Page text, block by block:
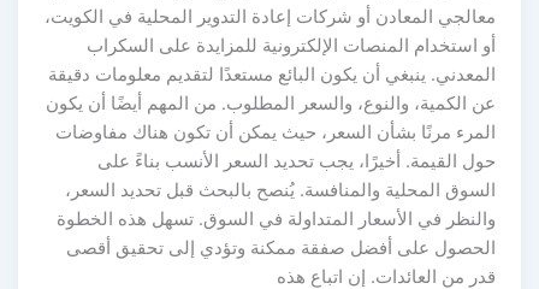
معالجي المعادن أو شركات إعادة التدوير المحلية في الكويت،
أو استخدام المنصات الإلكترونية للمزايدة على السكراب
المعدني. ينبغي أن يكون البائع مستعدًا لتقديم معلومات دقيقة
عن الكمية، والنوع، والسعر المطلوب. من المهم أيضًا أن يكون
المرء مرنًا بشأن السعر، حيث يمكن أن تكون هناك مفاوضات
حول القيمة. أخيرًا، يجب تحديد السعر الأنسب بناءً على
السوق المحلية والمنافسة. يُنصح بالبحث قبل تحديد السعر،
والنظر في الأسعار المتداولة في السوق. تسهل هذه الخطوة
الحصول على أفضل صفقة ممكنة وتؤدي إلى تحقيق أقصى
قدر من العائدات. إن اتباع هذه